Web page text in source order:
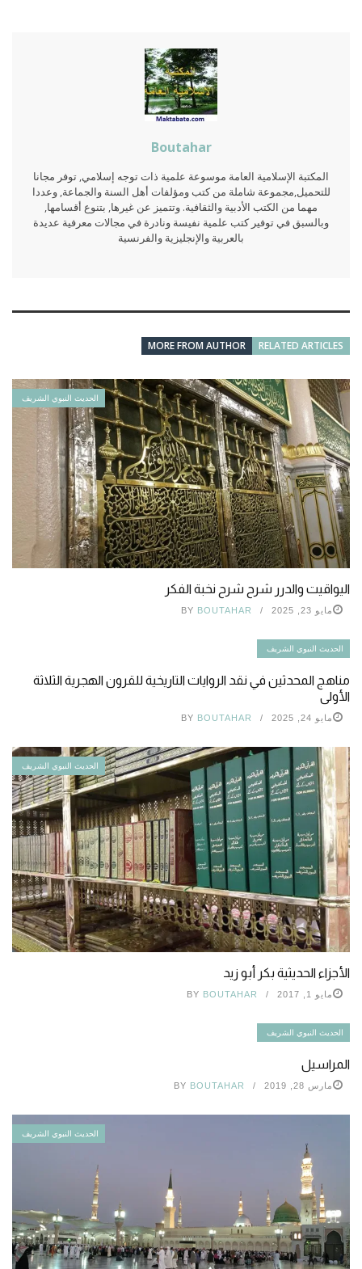
Boutahar
المكتبة الإسلامية العامة موسوعة علمية ذات توجه إسلامي, توفر مجانا
للتحميل,مجموعة شاملة من كتب ومؤلفات أهل السنة والجماعة, وعددا
مهما من الكتب الأدبية والثقافية. وتتميز عن غيرها, بتنوع أقسامها,
وبالسبق في توفير كتب علمية نفيسة ونادرة في مجالات معرفية عديدة
بالعربية والإنجليزية والفرنسية
RELATED ARTICLES
MORE FROM AUTHOR
الحديث النبوي الشريف
اليواقيت والدرر شرح شرح نخبة الفكر
مايو 23, 2025 BY BOUTAHAR
الحديث النبوي الشريف
مناهج المحدثين في نقد الروايات التاريخية للقرون الهجرية الثلاثة
الأولى
مايو 24, 2025 BY BOUTAHAR
الحديث النبوي الشريف
الأجزاء الحديثية بكر أبو زيد
مايو 1, 2017 BY BOUTAHAR
الحديث النبوي الشريف
المراسيل
مارس 28, 2019 BY BOUTAHAR
الحديث النبوي الشريف